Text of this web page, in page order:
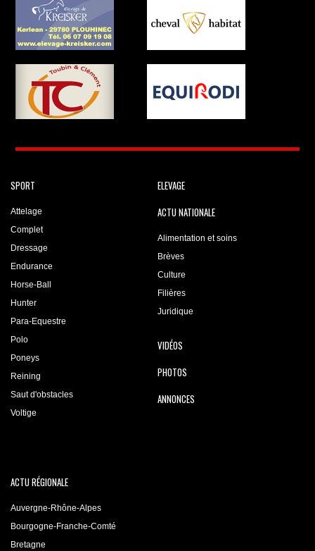
SPORT
Attelage
Complet
Dressage
Endurance
Horse-Ball
Hunter
Para-Equestre
Polo
Poneys
Reining
Saut d'obstacles
Voltige
ELEVAGE
ACTU NATIONALE
Alimentation et soins
Brèves
Culture
Filières
Juridique
VIDÉOS
PHOTOS
ANNONCES
ACTU RÉGIONALE
Auvergne-Rhône-Alpes
Bourgogne-Franche-Comté
Bretagne